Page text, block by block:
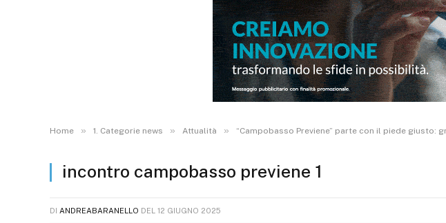
Home » 1. Categorie news » Attualità » “Campobasso Previene” parte con il piede giusto:
incontro campobasso previene 1
DI ANDREABARANELLO DEL 12 GIUGNO 2025